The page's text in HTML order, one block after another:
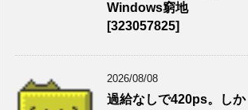
Windows窮地
[323057825]
2026/08/08
過給なしで420ps。しか